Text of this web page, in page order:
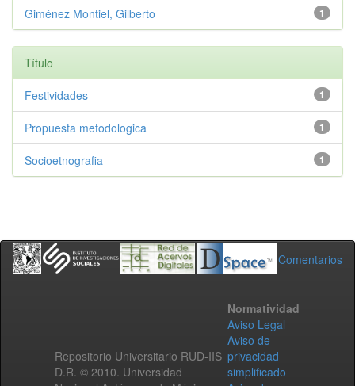
1
Giménez Montiel, Gilberto
Título
1
Festividades
1
Propuesta metodologica
1
Socioetnografia
Comentarios
Repositorio Universitario RUD-IIS
D.R. © 2010. Universidad
Normatividad
Aviso Legal
Aviso de
privacidad
simplificado